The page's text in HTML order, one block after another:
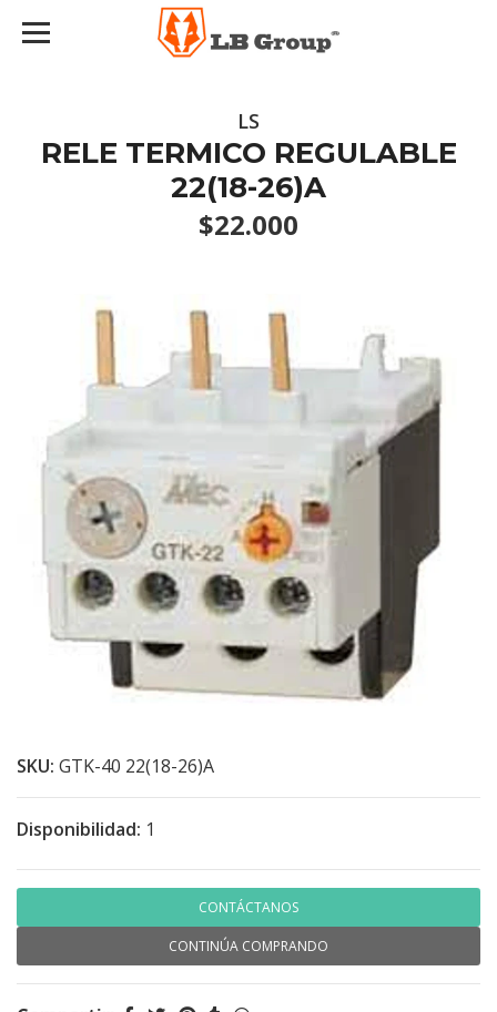
LS
RELE TERMICO REGULABLE
22(18-26)A
$22.000
SKU: GTK-40 22(18-26)A
Disponibilidad: 1
CONTÁCTANOS
CONTINÚA COMPRANDO